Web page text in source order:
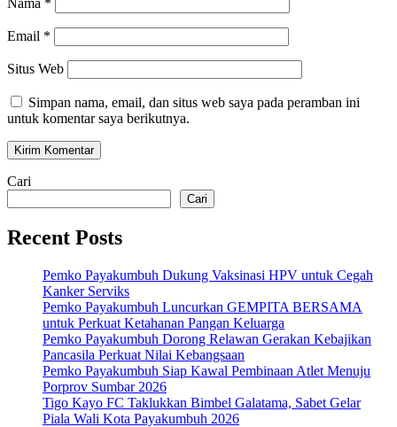
Email *
Situs Web
Simpan nama, email, dan situs web saya pada peramban ini
untuk komentar saya berikutnya.
Cari
Cari
Recent Posts
Pemko Payakumbuh Dukung Vaksinasi HPV untuk Cegah
Kanker Serviks
Pemko Payakumbuh Luncurkan GEMPITA BERSAMA
untuk Perkuat Ketahanan Pangan Keluarga
Pemko Payakumbuh Dorong Relawan Gerakan Kebajikan
Pancasila Perkuat Nilai Kebangsaan
Pemko Payakumbuh Siap Kawal Pembinaan Atlet Menuju
Porprov Sumbar 2026
Tigo Kayo FC Taklukkan Bimbel Galatama, Sabet Gelar
Piala Wali Kota Payakumbuh 2026